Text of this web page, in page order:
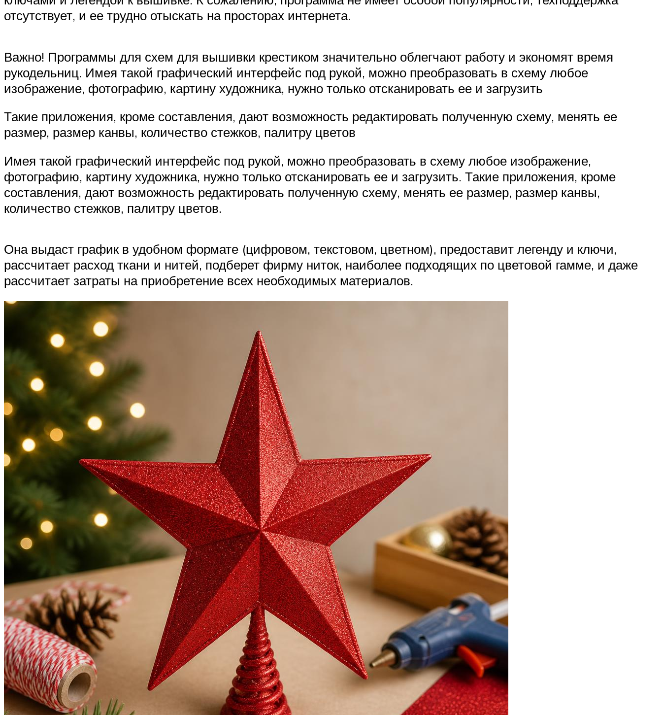
отсутствует, и ее трудно отыскать на просторах интернета.
Важно! Программы для схем для вышивки крестиком значительно облегчают работу и экономят время
рукодельниц. Имея такой графический интерфейс под рукой, можно преобразовать в схему любое
изображение, фотографию, картину художника, нужно только отсканировать ее и загрузить
Такие приложения, кроме составления, дают возможность редактировать полученную схему, менять ее
размер, размер канвы, количество стежков, палитру цветов
Имея такой графический интерфейс под рукой, можно преобразовать в схему любое изображение,
фотографию, картину художника, нужно только отсканировать ее и загрузить. Такие приложения, кроме
составления, дают возможность редактировать полученную схему, менять ее размер, размер канвы,
количество стежков, палитру цветов.
Она выдаст график в удобном формате (цифровом, текстовом, цветном), предоставит легенду и ключи,
рассчитает расход ткани и нитей, подберет фирму ниток, наиболее подходящих по цветовой гамме, и даже
рассчитает затраты на приобретение всех необходимых материалов.